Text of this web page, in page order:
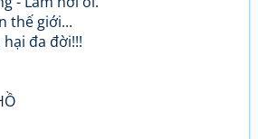
thế giới...
đa đời!!!